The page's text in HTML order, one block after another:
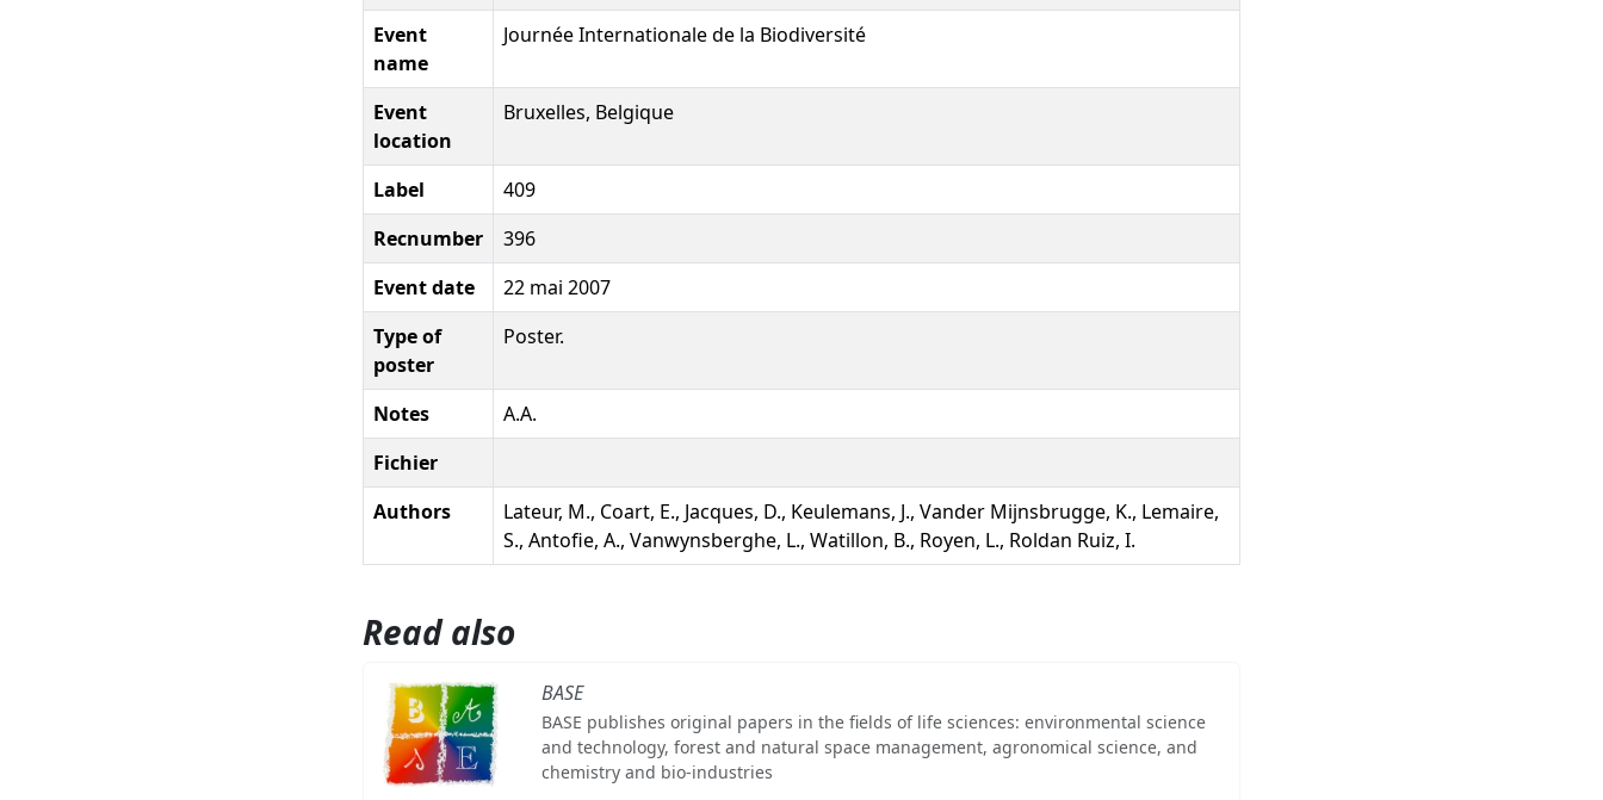
Event
name
Journée Internationale de la Biodiversité
Event
location
Bruxelles, Belgique
Label
409
Recnumber
396
Event date
22 mai 2007
Type of
poster
Poster.
Notes
A.A.
Fichier
Authors
Lateur, M., Coart, E., Jacques, D., Keulemans, J., Vander Mijnsbrugge, K., Lemaire,
S., Antofie, A., Vanwynsberghe, L., Watillon, B., Royen, L., Roldan Ruiz, I.
Read also
BASE
BASE publishes original papers in the fields of life sciences: environmental science
and technology, forest and natural space management, agronomical science, and
chemistry and bio-industries